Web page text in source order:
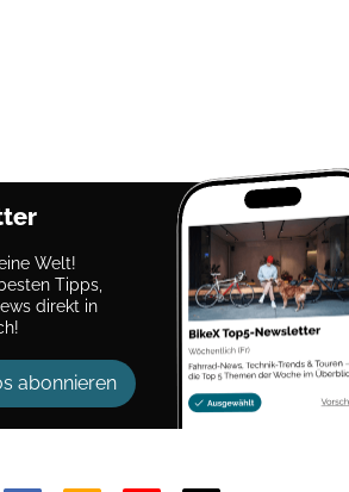
Welt!
Tipps,
direkt in
abonnieren